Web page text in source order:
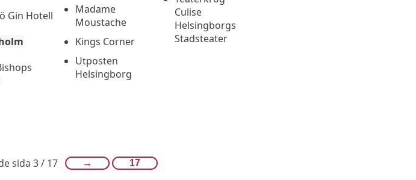
Gin Hotell
Madame
Moustache
Kings Corner
Utposten
Helsingborg
Culise
Helsingborgs
Stadsteater
sida 3 / 17 → 17